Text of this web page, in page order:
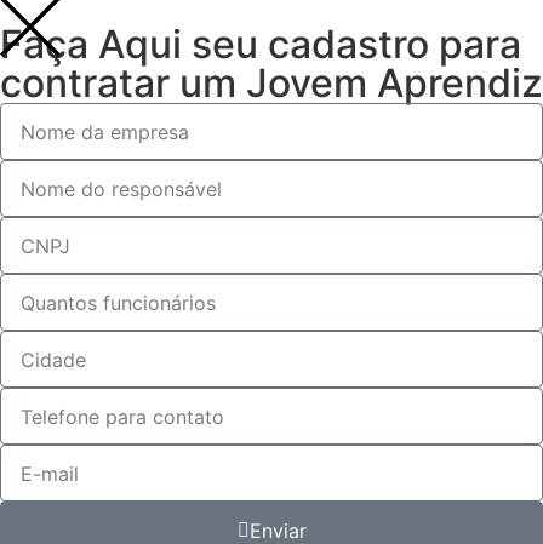
Faça Aqui seu cadastro para
contratar um Jovem Aprendiz
Enviar